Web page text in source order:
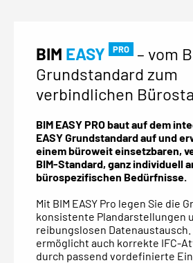
BIM EASY PRO
– vom
Grundstandard zum
verbindlichen
BIM EASY PRO baut auf dem
EASY Grundstandard auf und
einem büroweit einsetzbaren,
BIM-Standard, ganz individuell
bürospezifischen Bedürfnisse.
Mit BIM EASY Pro legen Sie die
konsistente Plandarstellungen
reibungslosen Datenaustausch.
ermöglicht auch korrekte IFC-
durch passend vordefinierte